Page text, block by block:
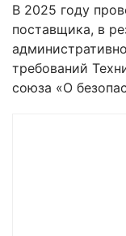
В 2025 году
поставщика, в
требований
союза «О